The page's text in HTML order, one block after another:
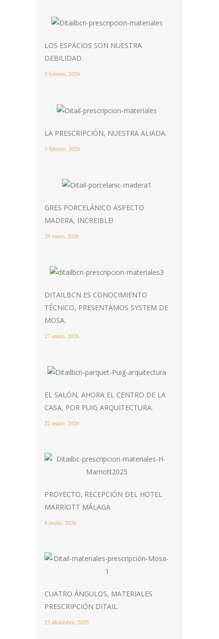
LOS ESPACIOS SON NUESTRA
DEBILIDAD.
5 febrero, 2026
LA PRESCRIPCIÓN, NUESTRA ALIADA.
3 febrero, 2026
GRES PORCELÁNICO ASPECTO
MADERA, INCREIBLE!
29 enero, 2026
DITAILBCN ES CONOCIMIENTO
TÉCNICO, PRESENTAMOS SYSTEM DE
MOSA.
27 enero, 2026
EL SALÓN, AHORA EL CENTRO DE LA
CASA, POR PUIG ARQUITECTURA.
22 enero, 2026
PROYECTO, RECEPCIÓN DEL HOTEL
MARRIOTT MÁLAGA
8 enero, 2026
CUATRO ÁNGULOS, MATERIALES
PRESCRIPCIÓN DITAIL.
23 diciembre, 2025